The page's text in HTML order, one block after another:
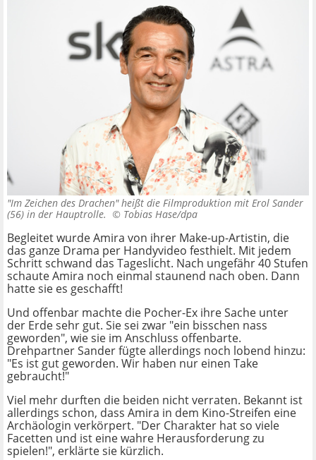
"Im Zeichen des Drachen" heißt die Filmproduktion mit Erol Sander
(56) in der Hauptrolle. © Tobias Hase/dpa
Begleitet wurde Amira von ihrer Make-up-Artistin, die
das ganze Drama per Handyvideo festhielt. Mit jedem
Schritt schwand das Tageslicht. Nach ungefähr 40 Stufen
schaute Amira noch einmal staunend nach oben. Dann
hatte sie es geschafft!
Und offenbar machte die Pocher-Ex ihre Sache unter
der Erde sehr gut. Sie sei zwar "ein bisschen nass
geworden", wie sie im Anschluss offenbarte.
Drehpartner Sander fügte allerdings noch lobend hinzu:
"Es ist gut geworden. Wir haben nur einen Take
gebraucht!"
Viel mehr durften die beiden nicht verraten. Bekannt ist
allerdings schon, dass Amira in dem Kino-Streifen eine
Archäologin verkörpert. "Der Charakter hat so viele
Facetten und ist eine wahre Herausforderung zu
spielen!", erklärte sie kürzlich.